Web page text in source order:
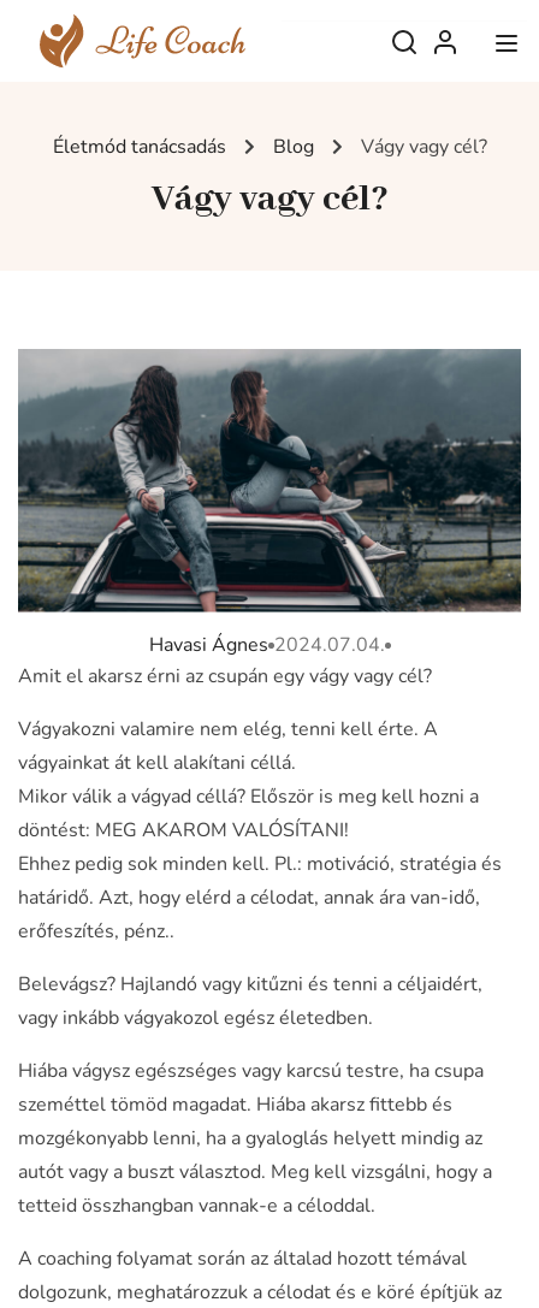
Életmód tanácsadás Blog Vágy vagy cél?
Vágy vagy cél?
Havasi Ágnes 2024.07.04.
Amit el akarsz érni az csupán egy vágy vagy cél?
Vágyakozni valamire nem elég, tenni kell érte. A
vágyainkat át kell alakítani céllá.
Mikor válik a vágyad céllá? Először is meg kell hozni a
döntést: MEG AKAROM VALÓSÍTANI!
Ehhez pedig sok minden kell. Pl.: motiváció, stratégia és
határidő. Azt, hogy elérd a célodat, annak ára van-idő,
erőfeszítés, pénz..
Belevágsz? Hajlandó vagy kitűzni és tenni a céljaidért,
vagy inkább vágyakozol egész életedben.
Hiába vágysz egészséges vagy karcsú testre, ha csupa
szeméttel tömöd magadat. Hiába akarsz fittebb és
mozgékonyabb lenni, ha a gyaloglás helyett mindig az
autót vagy a buszt választod. Meg kell vizsgálni, hogy a
tetteid összhangban vannak-e a céloddal.
A coaching folyamat során az általad hozott témával
dolgozunk, meghatározzuk a célodat és e köré építjük az